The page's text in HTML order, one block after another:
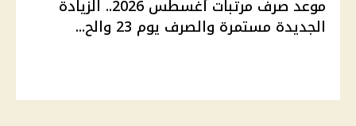
موعد صرف مرتبات أغسطس 2026.. الزيادة
الجديدة مستمرة والصرف يوم 23 والح...